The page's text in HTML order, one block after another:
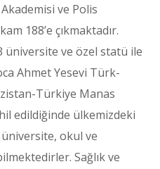
ve Polis
188’e çıkmaktadır.
üniversite ve özel statü ile
Ahmet Yesevi Türk-
Türkiye Manas
edildiğinde ülkemizdeki
okul ve
Sağlık ve